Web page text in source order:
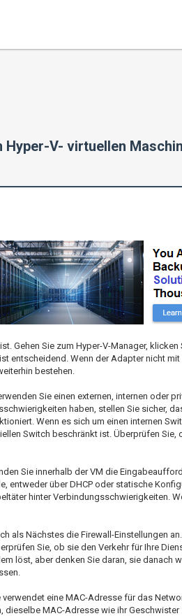
V- virtuellen
Gehen Sie zum Hyper-V-Manager,
entscheidend. Wenn der Adapter nicht
bestehen.
Sie einen externen, internen oder
haben, stellen Sie sicher,
Wenn es sich um einen internen
Switch beschränkt ist. Überprüfen Sie,
Sie innerhalb der VM die
entweder über DHCP oder statische
hinter Verbindungsschwierigkeiten.
als Nächstes die Firewall-Einstellungen
Sie, ob sie den Verkehr für Ihre
löst, aber denken Sie daran, sie danach
eine MAC-Adresse für das
MAC-Adresse wie ihr